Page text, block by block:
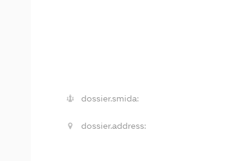
dossier.smida:
dossier.address: